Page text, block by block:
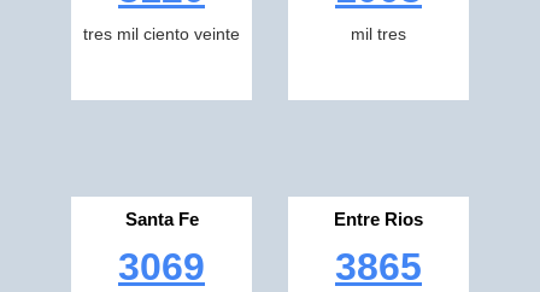
tres mil ciento veinte mil tres
Santa Fe
3069
Entre Rios
3865